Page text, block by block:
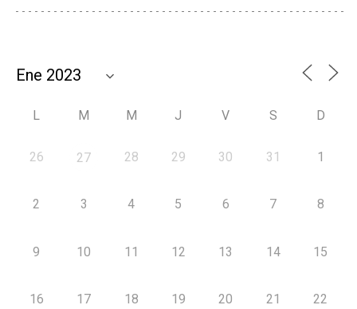
L M M J V S D
26 27 28 29 30 31 1
2 3 4 5 6 7 8
9 10 11 12 13 14 15
16 17 18 19 20 21 22